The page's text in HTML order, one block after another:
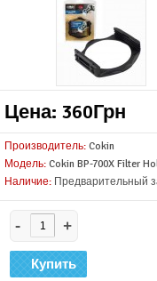
Цена: 360Грн
Производитель: Cokin
Модель: Cokin BP-700X Filter
Наличие: Предварительный
- +